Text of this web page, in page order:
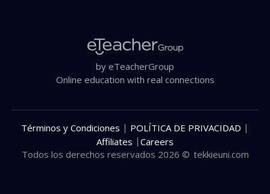
by eTeacherGroup
Online education with real connections
Todos los derechos reservados 2026 © tekkieuni.com
Términos y Condiciones | POLÍTICA DE PRIVACIDAD |
Affiliates | Careers